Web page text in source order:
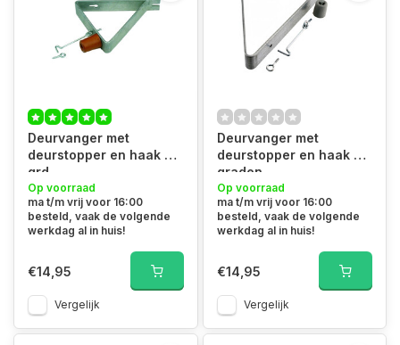
Deurvanger met
deurstopper en haak 45
grd
Op voorraad
ma t/m vrij voor 16:00
besteld, vaak de volgende
werkdag al in huis!
€14,95
Vergelijk
Deurvanger met
deurstopper en haak 90
graden
Op voorraad
ma t/m vrij voor 16:00
besteld, vaak de volgende
werkdag al in huis!
€14,95
Vergelijk